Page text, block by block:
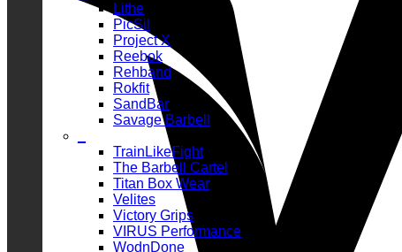
Lithe
PicSil
Project X
Reebok
Rehband
Rokfit
SandBar
Savage Barbell
TrainLikeFight
The Barbell Cartel
Titan Box Wear
Velites
Victory Grips
VIRUS Performance
WodnDone